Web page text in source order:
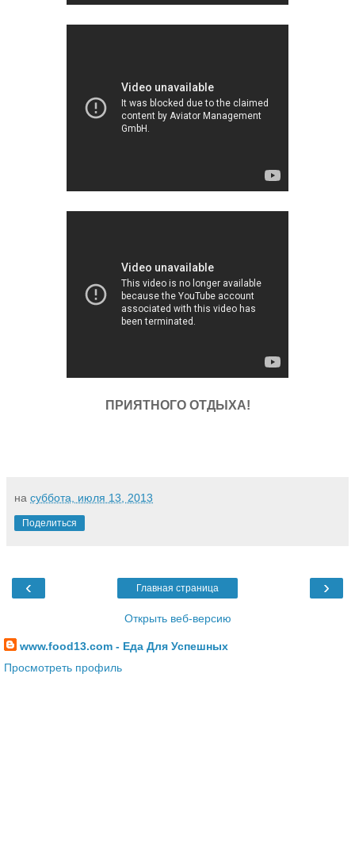
ПРИЯТНОГО ОТДЫХА!
на суббота, июля 13, 2013
Поделиться
‹ ›
Главная страница
Открыть веб-версию
www.food13.com - Еда Для Успешных
Просмотреть профиль